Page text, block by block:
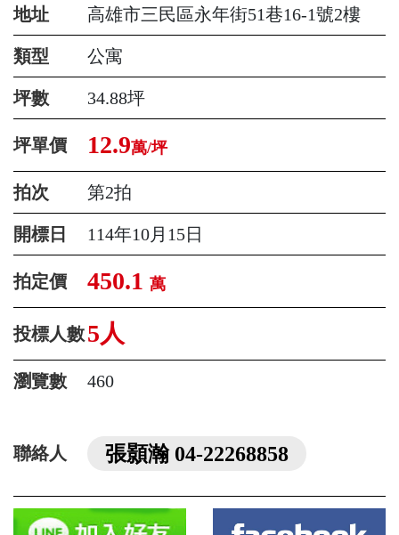
地址 高雄市三民區永年街51巷16-1號2樓
類型 公寓
坪數 34.88坪
坪單價 12.9萬/坪
拍次 第2拍
開標日 114年10月15日
拍定價 450.1 萬
投標人數5人
瀏覽數 460
聯絡人 張顥瀚 04-22268858